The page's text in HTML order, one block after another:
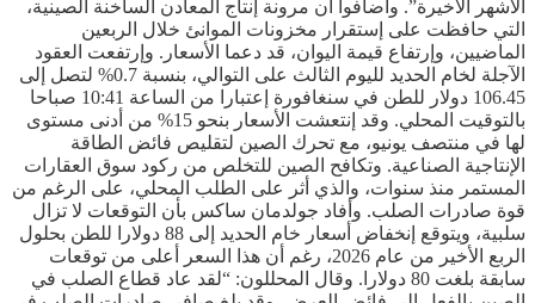
الأشهر الأخيرة”. وأضافوا أن مرونة إنتاج المعادن الساخنة الصينية،
التي حافظت على إستقرار مخزونات الموانئ خلال الربعين
الماضيين، وإرتفاع قيمة اليوان، قد دعما الأسعار. وإرتفعت العقود
الآجلة لخام الحديد لليوم الثالث على التوالي، بنسبة 0.7% لتصل إلى
106.45 دولار للطن في سنغافورة إعتبارا من الساعة 10:41 صباحا
بالتوقيت المحلي. وقد إنتعشت الأسعار بنحو 15% من أدنى مستوى
لها في منتصف يونيو، مع تحرك الصين لتقليص فائض الطاقة
الإنتاجية الصناعية. وتكافح الصين للتخلص من ركود سوق العقارات
المستمر منذ سنوات، والذي أثر على الطلب المحلي، على الرغم من
قوة صادرات الصلب. وأفاد جولدمان ساكس بأن التوقعات لا تزال
سلبية، ويتوقع إنخفاض أسعار خام الحديد إلى 88 دولارا للطن بحلول
الربع الأخير من عام 2026، رغم أن هذا السعر أعلى من توقعات
سابقة بلغت 80 دولارا. وقال المحللون: “لقد عاد قطاع الصلب في